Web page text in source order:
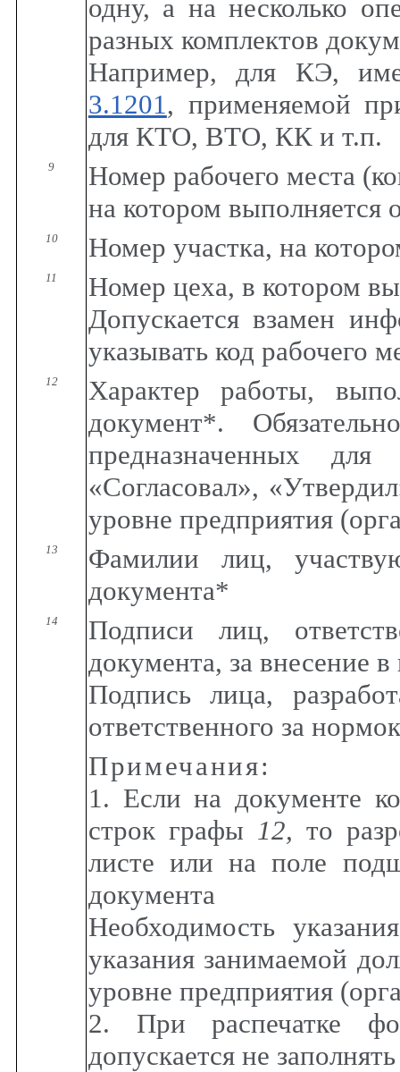
одну, а на несколько
разных комплектов
Например, для КЭ,
3.1201, применяемой
для КТО, ВТО, КК и т.п.
9
Номер рабочего места
на котором выполняется
10 Номер участка, на
11
Номер цеха, в котором
Допускается взамен
указывать код рабочего
12
Характер работы,
документ*.
предназначенных
«Согласовал»,
уровне предприятия
13
Фамилии лиц,
документа*
14
Подписи лиц,
документа, за внесение
Подпись лица,
ответственного за
Примечания:
1. Если на документе
строк графы 12, то
листе или на поле
документа
Необходимость
указания занимаемой
уровне предприятия
2. При распечатке
допускается не заполнять